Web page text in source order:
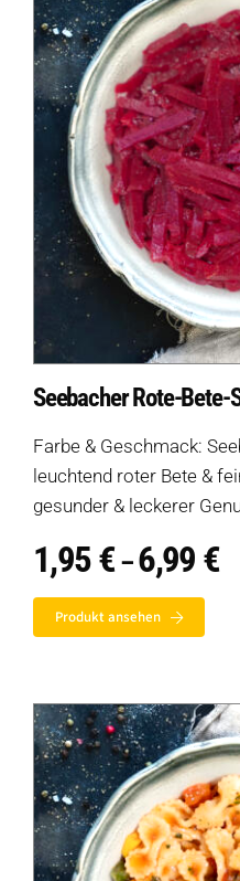
Seebacher Rote-Bete-
Farbe & Geschmack:
leuchtend roter Bete &
gesunder & leckerer
1,95€ –6,99 €
Produkt ansehen